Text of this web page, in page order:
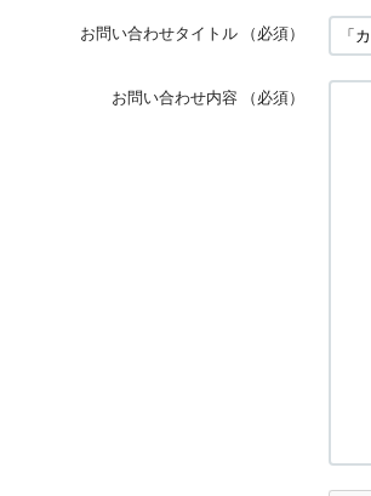
お問い合わせタイトル （必須）
お問い合わせ内容 （必須）